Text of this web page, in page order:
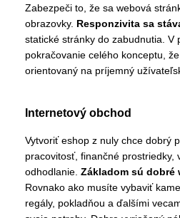
Zabezpeči to, že sa webová
obrazovky. Responzivita sa
statické stránky do zabudnutia. V
pokračovanie celého konceptu,
orientovaný na príjemný
Internetový obchod
Vytvoriť eshop z nuly chce dobrý
pracovitosť, finančné prostriedky,
odhodlanie. Základom sú dobré
Rovnako ako musíte vybaviť
regály, pokladňou a ďalšími